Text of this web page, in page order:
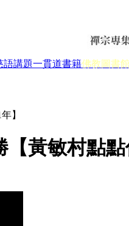
語講題一貫道書籍佛教圖書
】
黃敏村點